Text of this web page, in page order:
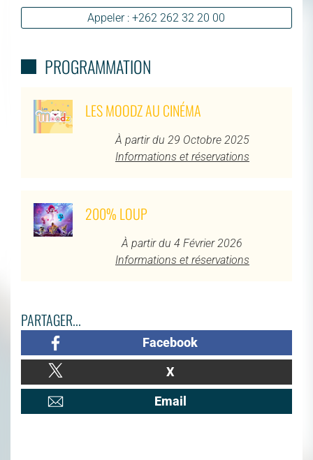
Appeler : +262 262 32 20 00
PROGRAMMATION
LES MOODZ AU CINÉMA
À partir du 29 Octobre 2025
Informations et réservations
200% LOUP
À partir du 4 Février 2026
Informations et réservations
PARTAGER...
Facebook
X
Email